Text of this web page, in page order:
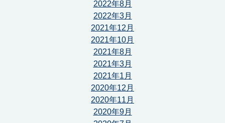
2022年8月
2022年3月
2021年12月
2021年10月
2021年8月
2021年3月
2021年1月
2020年12月
2020年11月
2020年9月